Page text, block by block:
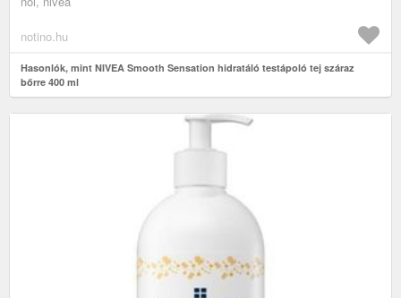
notino.hu
Hasonlók, mint NIVEA Smooth Sensation hidratáló testápoló tej száraz
bőrre 400 ml